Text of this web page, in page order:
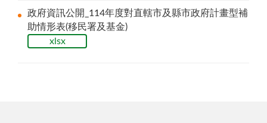
政府資訊公開_114年度對直轄市及縣市政府計畫型補
助情形表(移民署及基金)
xlsx